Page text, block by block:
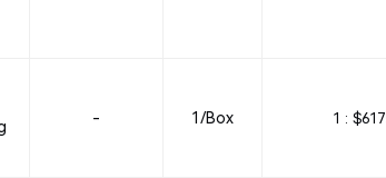
- 1/Box 1 :